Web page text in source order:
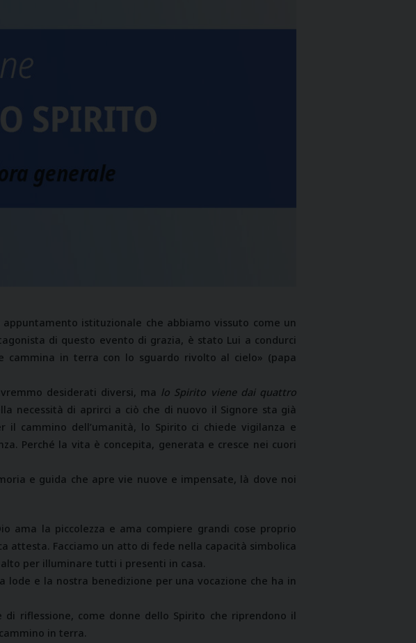
istituzionale che abbiamo vissuto come un
di questo evento di grazia, è stato Lui a condurci
in terra con lo sguardo rivolto al cielo» (papa
desiderati diversi, ma lo Spirito viene dai quattro
necessità di aprirci a ciò che di nuovo il Signore sta già
cammino dell’umanità, lo Spirito ci chiede vigilanza e
Perché la vita è concepita, generata e cresce nei cuori
e guida che apre vie nuove e impensate, là dove noi
ama la piccolezza e ama compiere grandi cose proprio
attesta. Facciamo un atto di fede nella capacità simbolica
per illuminare tutti i presenti in casa.
e la nostra benedizione per una vocazione che ha in
riflessione, come donne dello Spirito che riprendono il
in terra.